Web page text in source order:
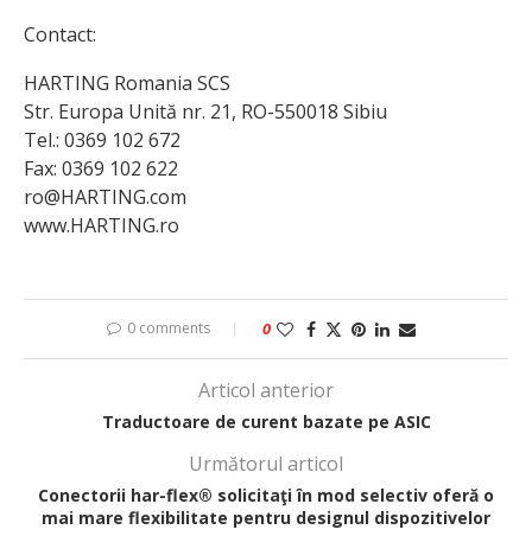
Contact:
HARTING Romania SCS
Str. Europa Unită nr. 21, RO-550018 Sibiu
Tel.: 0369 102 672
Fax: 0369 102 622
ro@HARTING.com
www.HARTING.ro
0 comments 0
Articol anterior
Traductoare de curent bazate pe ASIC
Următorul articol
Conectorii har-flex® solicitaţi în mod selectiv oferă o
mai mare flexibilitate pentru designul dispozitivelor